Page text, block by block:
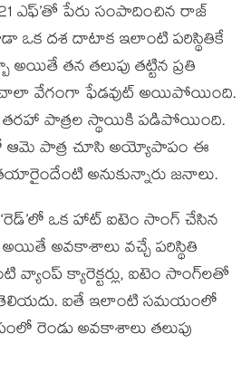
ఎఫ్’తో పేరు సంపాదించిన రాజ్
ఒక దశ దాటాక ఇలాంటి పరిస్థితికే
తన తలుపు తట్టిన ప్రతి
చాలా వేగంగా ఫేడవుట్ అయిపోయింది.
తరహా పాత్రల స్థాయికి పడిపోయింది.
ఆమె పాత్ర చూసి అయ్యోపాపం ఈ
అనుకున్నారు జనాలు.
ఒక హాట్ ఐటెం సాంగ్ చేసిన
అవకాశాలు వచ్చే పరిస్థితి
వ్యాంప్ క్యారెక్టర్లు, ఐటెం సాంగ్‌లతో
తెలియదు. ఐతే ఇలాంటి సమయంలో
రెండు అవకాశాలు తలుపు